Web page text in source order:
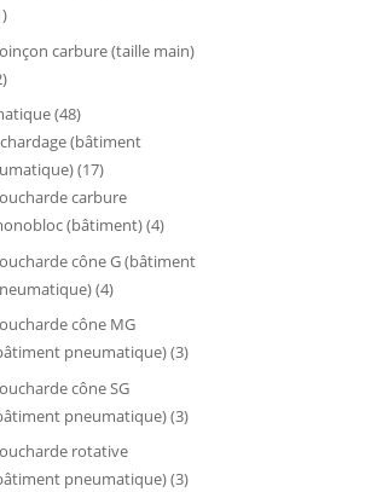
1
produit carbure (taille main)
2
produits4848
produits
(bâtiment
1717
produits
carbure
(bâtiment) 44
produits
cône G (bâtiment
44
produits
cône MG
pneumatique) 33
cône SG
pneumatique) 33
rotative
pneumatique) 33